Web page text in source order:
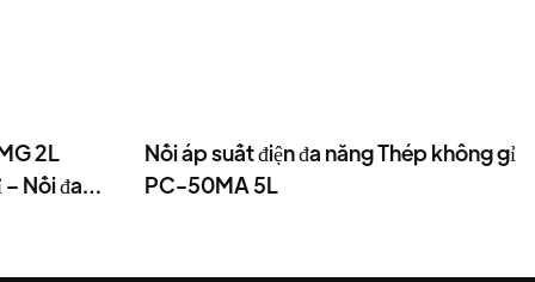
2L
Nồi đa
Nồi áp suất điện đa năng Thép không gỉ
PC-50MA 5L